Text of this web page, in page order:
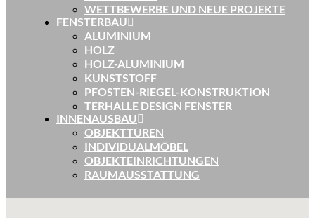
WETTBEWERBE UND NEUE PROJEKTE
FENSTERBAU
ALUMINIUM
HOLZ
HOLZ-ALUMINIUM
KUNSTSTOFF
PFOSTEN-RIEGEL-KONSTRUKTION
TERHALLE DESIGN FENSTER
INNENAUSBAU
OBJEKTTÜREN
INDIVIDUALMÖBEL
OBJEKTEINRICHTUNGEN
RAUMAUSSTATTUNG